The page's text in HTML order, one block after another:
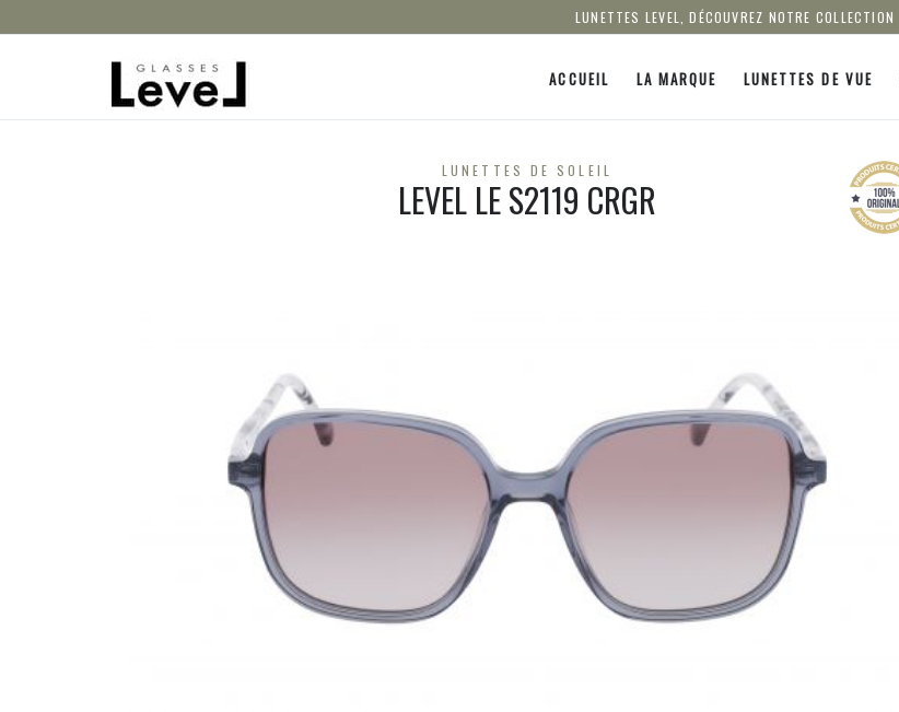
LUNETTES LEVEL, DÉCOUVREZ NOTRE COLLECTION
ACCUEIL LA MARQUE LUNETTES DE VUE
LUNETTES DE SOLEIL
LEVEL LE S2119 CRGR